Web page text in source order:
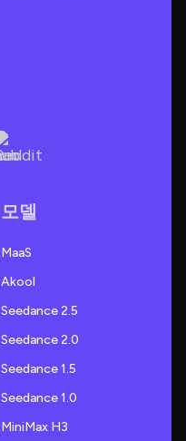
모델
MaaS
Akool
Seedance 2.5
Seedance 2.0
Seedance 1.5
Seedance 1.0
MiniMax H3